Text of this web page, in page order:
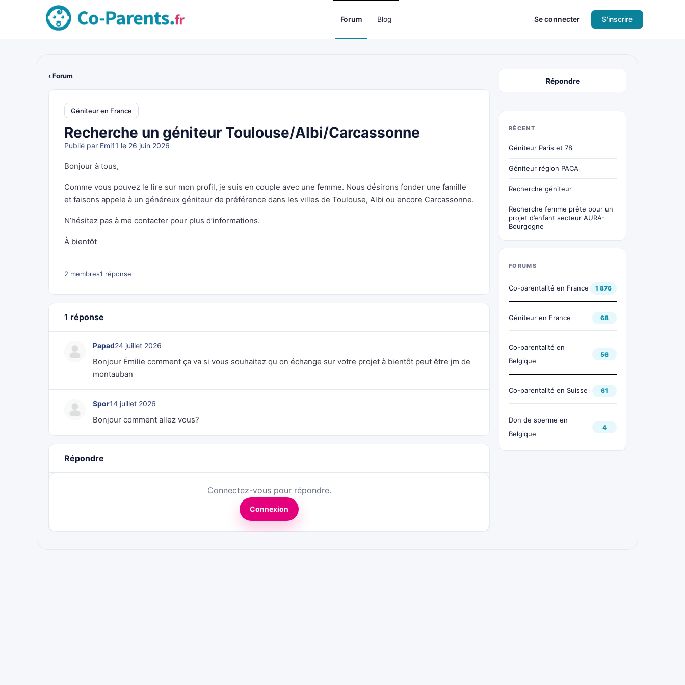
Forum Blog Se connecter S'inscrire
‹ Forum
Géniteur en France
Recherche un géniteur Toulouse/Albi/Carcassonne
Publié par Emi11 le 26 juin 2026
Bonjour à tous,
Comme vous pouvez le lire sur mon profil, je suis en couple avec une femme. Nous désirons fonder une famille
et faisons appele à un généreux géniteur de préférence dans les villes de Toulouse, Albi ou encore Carcassonne.
N’hésitez pas à me contacter pour plus d’informations.
À bientôt
2 membres1 réponse
1 réponse
Papad24 juillet 2026
Bonjour Émilie comment ça va si vous souhaitez qu on échange sur votre projet à bientôt peut être jm de
montauban
Spor14 juillet 2026
Bonjour comment allez vous?
Répondre
Connectez-vous pour répondre.
Connexion
Répondre
RÉCENT
Géniteur Paris et 78
Géniteur région PACA
Recherche géniteur
Recherche femme prête pour un
projet d’enfant secteur AURA-
Bourgogne
FORUMS
Co-parentalité en France 1 876
Géniteur en France 68
Co-parentalité en
Belgique
56
Co-parentalité en Suisse 61
Don de sperme en
Belgique
4